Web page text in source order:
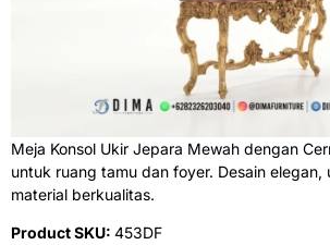
Meja Konsol Ukir Jepara Mewah dengan
untuk ruang tamu dan foyer. Desain elegan,
material berkualitas.
Product SKU: 453DF